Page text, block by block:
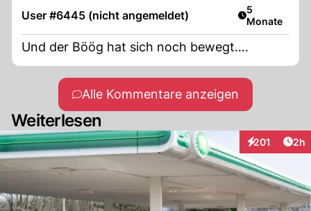
User #6445 (nicht angemeldet) Artikel
5
Monate
Und der Böög hat sich noch bewegt….
Alle Kommentare anzeigen
Weiterlesen
201
Interaktionen
2h